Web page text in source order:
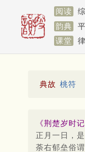
阅读
韵典
课堂
典故 桃符
《荆楚岁时
正月一日，
荼右郁垒俗